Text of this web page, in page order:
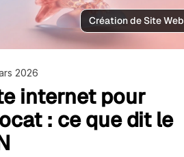
Création de Site Web
2026
internet pour
: ce que dit le